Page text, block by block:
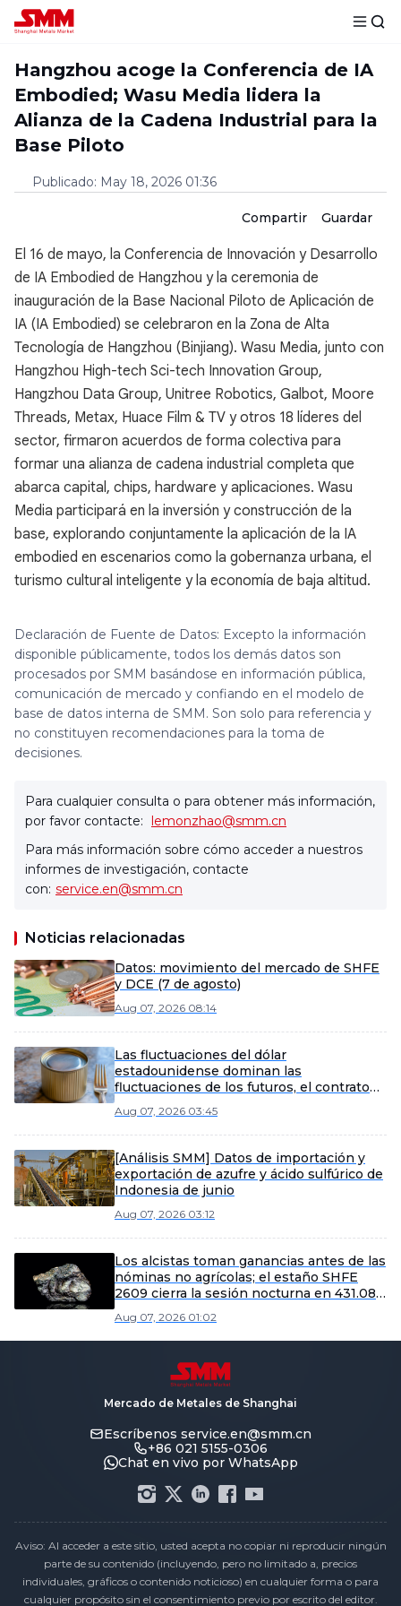
Hangzhou acoge la Conferencia de IA
Embodied; Wasu Media lidera la
Alianza de la Cadena Industrial para la
Base Piloto
Publicado: May 18, 2026 01:36
Compartir Guardar
El 16 de mayo, la Conferencia de Innovación y Desarrollo
de IA Embodied de Hangzhou y la ceremonia de
inauguración de la Base Nacional Piloto de Aplicación de
IA (IA Embodied) se celebraron en la Zona de Alta
Tecnología de Hangzhou (Binjiang). Wasu Media, junto con
Hangzhou High-tech Sci-tech Innovation Group,
Hangzhou Data Group, Unitree Robotics, Galbot, Moore
Threads, Metax, Huace Film & TV y otros 18 líderes del
sector, firmaron acuerdos de forma colectiva para
formar una alianza de cadena industrial completa que
abarca capital, chips, hardware y aplicaciones. Wasu
Media participará en la inversión y construcción de la
base, explorando conjuntamente la aplicación de la IA
embodied en escenarios como la gobernanza urbana, el
turismo cultural inteligente y la economía de baja altitud.
Declaración de Fuente de Datos: Excepto la información
disponible públicamente, todos los demás datos son
procesados por SMM basándose en información pública,
comunicación de mercado y confiando en el modelo de
base de datos interna de SMM. Son solo para referencia y
no constituyen recomendaciones para la toma de
decisiones.
Para cualquier consulta o para obtener más información,
por favor contacte: lemonzhao@smm.cn
Para más información sobre cómo acceder a nuestros
informes de investigación, contacte
con: service.en@smm.cn
Noticias relacionadas
Datos: movimiento del mercado de SHFE
y DCE (7 de agosto)
Aug 07, 2026 08:14
Las fluctuaciones del dólar
estadounidense dominan las
fluctuaciones de los futuros, el contrato
consolida por la mañana [Resumen del
mediodía del estaño de SMM]
Aug 07, 2026 03:45
[Análisis SMM] Datos de importación y
exportación de azufre y ácido sulfúrico de
Indonesia de junio
Aug 07, 2026 03:12
Los alcistas toman ganancias antes de las
nóminas no agrícolas; el estaño SHFE
2609 cierra la sesión nocturna en 431.080
de SMM]
Aug 07, 2026 01:02
Mercado de Metales de Shanghai
Escríbenos service.en@smm.cn
+86 021 5155-0306
Chat en vivo por WhatsApp
Aviso: Al acceder a este sitio, usted acepta no copiar ni reproducir ningún
parte de su contenido (incluyendo, pero no limitado a, precios
individuales, gráficos o contenido noticioso) en cualquier forma o para
cualquier propósito sin el consentimiento previo por escrito del editor.